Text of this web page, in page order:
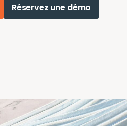
Réservez une démo